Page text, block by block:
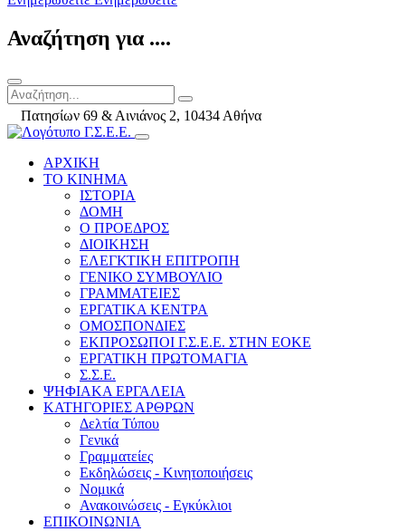
Αναζήτηση για ....
Πατησίων 69 & Αινιάνος 2, 10434 Αθήνα
ΑΡΧΙΚΗ
ΤΟ ΚΙΝΗΜΑ
ΙΣΤΟΡΙΑ
ΔΟΜΗ
Ο ΠΡΟΕΔΡΟΣ
ΔΙΟΙΚΗΣΗ
ΕΛΕΓΚΤΙΚΗ ΕΠΙΤΡΟΠΗ
ΓΕΝΙΚΟ ΣΥΜΒΟΥΛΙΟ
ΓΡΑΜΜΑΤΕΙΕΣ
ΕΡΓΑΤΙΚΑ ΚΕΝΤΡΑ
ΟΜΟΣΠΟΝΔΙΕΣ
ΕΚΠΡΟΣΩΠΟΙ Γ.Σ.Ε.Ε. ΣΤΗΝ ΕΟΚΕ
ΕΡΓΑΤΙΚΗ ΠΡΩΤΟΜΑΓΙΑ
Σ.Σ.Ε.
ΨΗΦΙΑΚΑ ΕΡΓΑΛΕΙΑ
ΚΑΤΗΓΟΡΙΕΣ ΑΡΘΡΩΝ
Δελτία Τύπου
Γενικά
Γραμματείες
Εκδηλώσεις - Κινητοποιήσεις
Νομικά
Ανακοινώσεις - Εγκύκλιοι
ΕΠΙΚΟΙΝΩΝΙΑ